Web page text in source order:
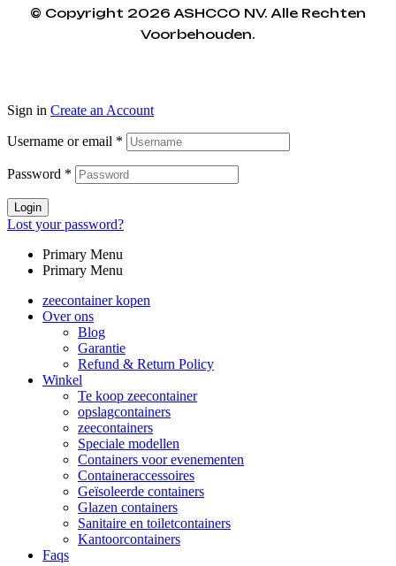
© Copyright 2026 ASHCCO NV. Alle Rechten
Voorbehouden.
Sign in Create an Account
Username or email *
Password *
Login
Lost your password?
Primary Menu
Primary Menu
zeecontainer kopen
Over ons
Blog
Garantie
Refund & Return Policy
Winkel
Te koop zeecontainer​
opslagcontainers
zeecontainers
Speciale modellen
Containers voor evenementen
Containeraccessoires
Geïsoleerde containers
Glazen containers
Sanitaire en toiletcontainers
Kantoorcontainers
Faqs